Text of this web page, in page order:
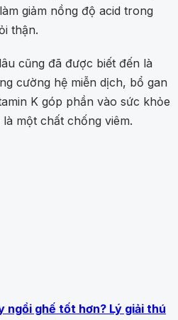
giảm nồng độ acid trong
thận.
cũng đã được biết đến là
cường hệ miễn dịch, bổ gan
K góp phần vào sức khỏe
một chất chống viêm.
ngồi ghế tốt hơn? Lý giải thú